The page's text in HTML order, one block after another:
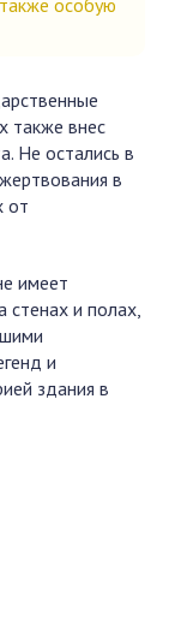
особую
также внес
Не остались в
в
от
имеет
стенах и полах,
и
здания в